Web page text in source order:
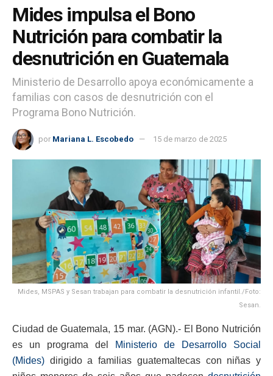
Mides impulsa el Bono
Nutrición para combatir la
desnutrición en Guatemala
Ministerio de Desarrollo apoya económicamente a
familias con casos de desnutrición con el
Programa Bono Nutrición.
por Mariana L. Escobedo 15 de marzo de 2025
Mides, MSPAS y Sesan trabajan para combatir la desnutrición infantil./Foto:
Sesan.
Ciudad de Guatemala, 15 mar. (AGN).- El Bono Nutrición
es un programa del
Ministerio de Desarrollo Social
(Mides) dirigido a familias guatemaltecas con niñas y